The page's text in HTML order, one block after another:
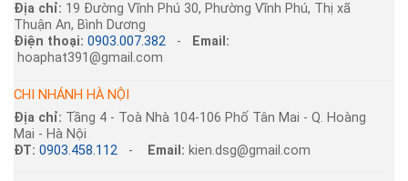
Địa chỉ: 19 Đường Vĩnh Phú 30, Phường Vĩnh Phú, Thị xã
Thuận An, Bình Dương
Điện thoại: 0903.007.382-
Email:
hoaphat391@gmail.com
CHI NHÁNH HÀ NỘI
Địa chỉ: Tầng 4 - Toà Nhà 104-106 Phố Tân Mai - Q. Hoàng
Mai - Hà Nội
ĐT: 0903.458.112- Email: kien.dsg@gmail.com